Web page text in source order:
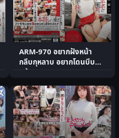
ARM-970 อยากฝังหน้า
กลีบกุหลาบ อยากโดนบีบ
หน้า